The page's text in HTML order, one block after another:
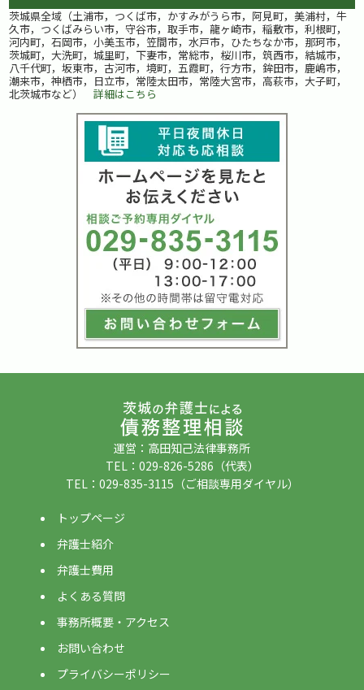
茨城県全域（土浦市，つくば市，かすみがうら市，阿見町，美浦村，牛
久市，つくばみらい市，守谷市，取手市，龍ヶ崎市，稲敷市，利根町，
河内町，石岡市，小美玉市，笠間市，水戸市，ひたちなか市，那珂市，
茨城町，大洗町，城里町，下妻市，常総市，桜川市，筑西市，結城市，
八千代町，坂東市，古河市，境町，五霞町，行方市，鉾田市，鹿嶋市，
潮来市，神栖市，日立市，常陸太田市，常陸大宮市，高萩市，大子町，
北茨城市など）詳細はこちら
運営：高田知己法律事務所
TEL：029-826-5286（代表）
TEL：029-835-3115（ご相談専用ダイヤル）
トップページ
弁護士紹介
弁護士費用
よくある質問
事務所概要・アクセス
お問い合わせ
プライバシーポリシー